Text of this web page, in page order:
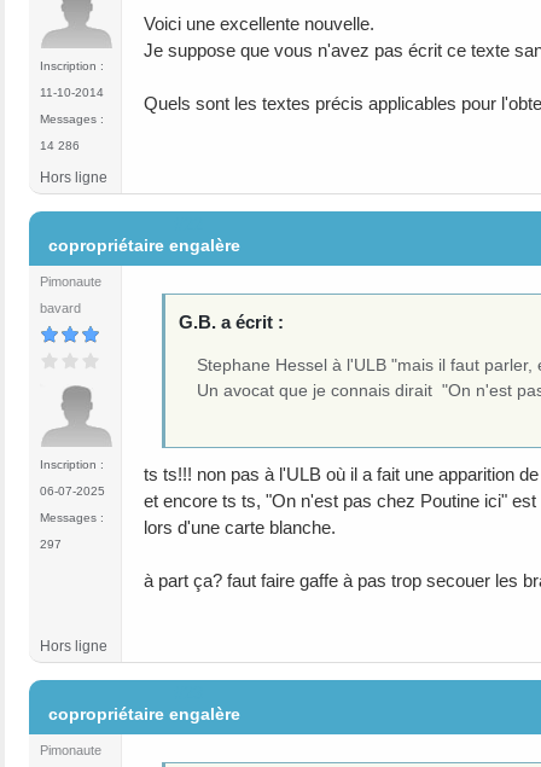
Inscription :
11-10-2014
Messages :
14 286
Voici une excellente nouvelle.
Je suppose que vous n'avez pas écrit ce texte
Quels sont les textes précis applicables pour
Hors ligne
copropriétaire engalère
Pimonaute
bavard
Inscription :
06-07-2025
Messages :
297
G.B. a écrit :
Stephane Hessel à l'ULB "mais il faut
Un avocat que je connais dirait "On n'est
ts ts!!! non pas à l'ULB où il a fait une apparition
et encore ts ts, "On n'est pas chez Poutine ici"
lors d'une carte blanche.
à part ça? faut faire gaffe à pas trop secouer les
Hors ligne
copropriétaire engalère
Pimonaute